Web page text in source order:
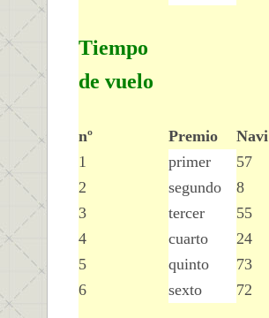
Tiempo
de vuelo
nº Premio Navi
1
primer 57
2
segundo 8
3
tercer 55
4
cuarto 24
5
quinto 73
6
sexto 72